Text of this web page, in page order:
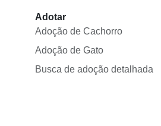
Adotar
Adoção de Cachorro
Adoção de Gato
Busca de adoção detalhada